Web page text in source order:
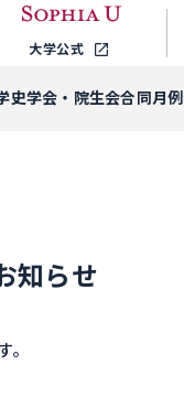
大学公式
史学会・院生会合同月
知らせ
。